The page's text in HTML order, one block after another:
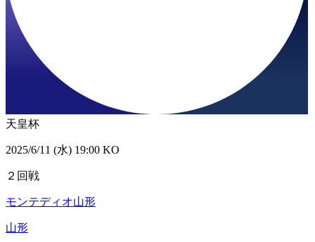
天皇杯
2025/6/11 (水) 19:00 KO
２回戦
モンテディオ山形
山形